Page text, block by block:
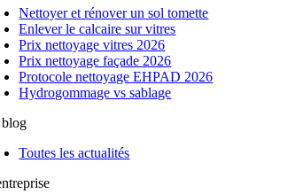
Nettoyer et rénover un sol tomette
Enlever le calcaire sur vitres
Prix nettoyage vitres 2026
Prix nettoyage façade 2026
Protocole nettoyage EHPAD 2026
Hydrogommage vs sablage
Toutes les actualités